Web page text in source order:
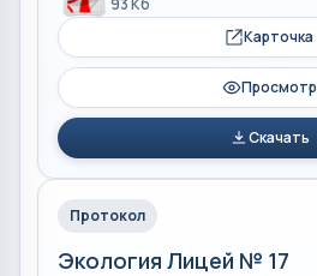
Карточка
Просмотр
Скачать
Протокол
Экология Лицей № 17